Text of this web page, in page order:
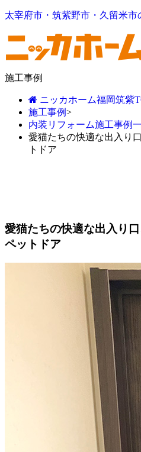
太宰府市・筑紫野市・久留米市
施工事例
ニッカホーム福岡筑紫
施工事例>
内装リフォーム施工事例
愛猫たちの快適な出入り
トドア
愛猫たちの快適な出入り
ペットドア